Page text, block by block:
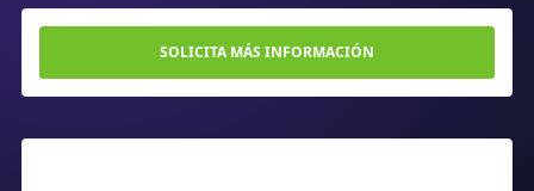
SOLICITA MÁS INFORMACIÓN